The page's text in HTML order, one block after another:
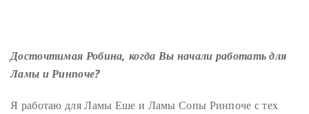
Досточтимая Робина, когда Вы начали работать для
Ламы и Ринпоче?
Я работаю для Ламы Еше и Ламы Сопы Ринпоче с тех